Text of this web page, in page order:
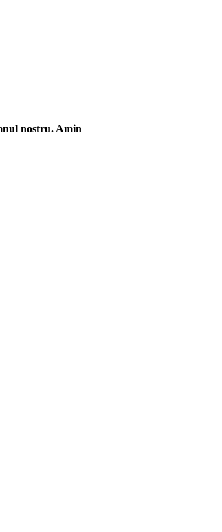
nostru. Amin